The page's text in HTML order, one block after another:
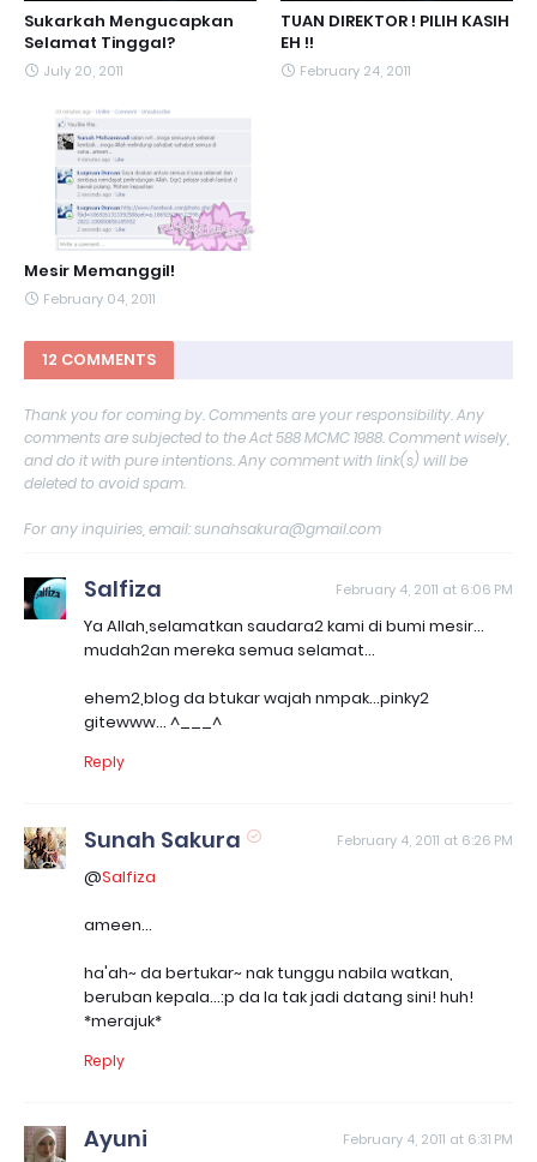
Sukarkah Mengucapkan
Selamat Tinggal?
July 20, 2011
TUAN DIREKTOR ! PILIH KASIH
EH !!
February 24, 2011
Mesir Memanggil!
February 04, 2011
12 COMMENTS
Thank you for coming by. Comments are your responsibility. Any
comments are subjected to the Act 588 MCMC 1988. Comment wisely,
and do it with pure intentions. Any comment with link(s) will be
deleted to avoid spam.
For any inquiries, email: sunahsakura@gmail.com
Salfiza February 4, 2011 at 6:06 PM
Ya Allah,selamatkan saudara2 kami di bumi mesir...
mudah2an mereka semua selamat...
ehem2,blog da btukar wajah nmpak...pinky2
gitewww... ^___^
Reply
Sunah Sakura February 4, 2011 at 6:26 PM
@Salfiza
ameen...
ha'ah~ da bertukar~ nak tunggu nabila watkan,
beruban kepala...:p da la tak jadi datang sini! huh!
*merajuk*
Reply
Ayuni February 4, 2011 at 6:31 PM